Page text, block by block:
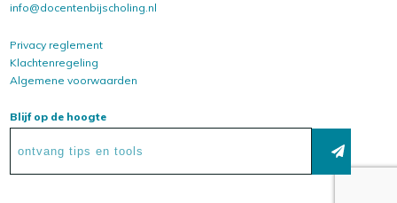
info@docentenbijscholing.nl
Privacy reglement
Klachtenregeling
Algemene voorwaarden
Blijf op de hoogte